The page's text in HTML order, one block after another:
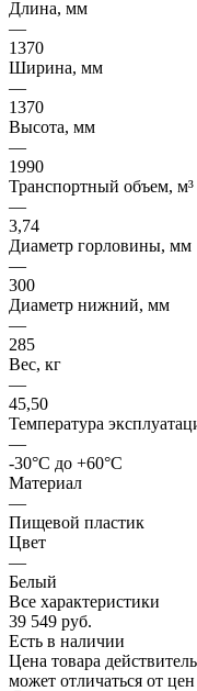
Длина, мм
—
1370
Ширина, мм
—
1370
Высота, мм
—
1990
Транспортный объем, м³
—
3,74
Диаметр горловины, мм
—
300
Диаметр нижний, мм
—
285
Вес, кг
—
45,50
Температура
—
-30°C до +60°C
Материал
—
Пищевой пластик
Цвет
—
Белый
Все характеристики
39 549 руб.
Есть в наличии
Цена товара
может отличаться от